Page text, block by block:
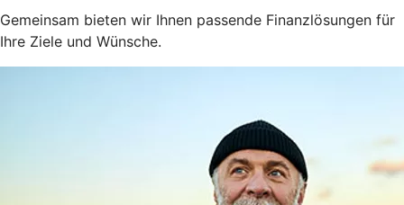
Gemeinsam bieten wir Ihnen passende Finanzlösungen für
Ihre Ziele und Wünsche.